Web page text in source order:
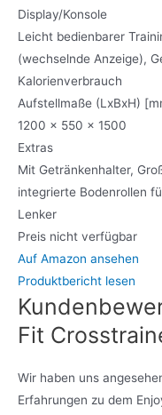
Display/Konsole
Leicht bedienbarer
(wechselnde Anzeige),
Kalorienverbrauch
Aufstellmaße (LxBxH)
1200 x 550 x 1500
Extras
Mit Getränkenhalter,
integrierte Bodenrollen
Lenker
Preis nicht verfügbar
Auf Amazon ansehen
Produktbericht lesen
Fit
Wir haben uns
Erfahrungen zu dem